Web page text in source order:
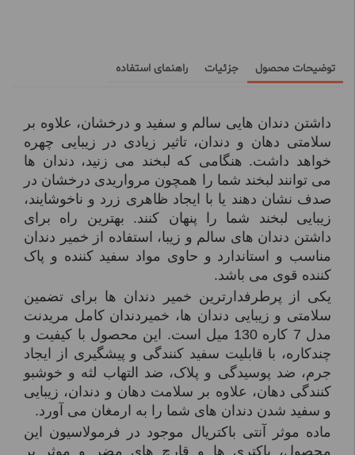
توضیحات محصول جزئیات راهنمای استفاده
داشتن دندان هایی سالم و سفید و درخشان، علاوه بر
سلامتی دهان و دندان، تاثیر زیادی در زیبایی چهره
خواهد داشت. هنگامی که لبخند می زنید، دندان ها
می توانند لبخند شما را همچون مرواریدی درخشان در
صدف نشان دهند یا با ایجاد ظاهری زرد و ناخوشایند،
زیبایی لبخند شما را پنهان کنند. بهترین راه برای
داشتن دندان های سالم و زیبا، استفاده از خمیر دندان
مناسب و استاندارد و حاوی مواد سفید کننده و پاک
کننده قوی می باشد.
یکی از پرطرفدارترین خمیر دندان ها برای تضمین
سلامتی و زیبایی دندان ها، خمیردندان کامل مریدنت
مدل 7 کاره 130 میل است. این محصول با کیفیت و
چندکاره، با قابلیت سفید کنندگی و پیشگیری از ایجاد
جرم، ضد پوسیدگی و پلاک، ضد التهاب لثه و خوشبو
کنندگی دهان، علاوه بر سلامت دهان و دندان، زیبایی
و سفید شدن دندان های شما را به ارمغان می آورد.
ماده موثر آنتی­ باکتریال موجود در فرمولاسیون این
محصول، باکتری ها و قارچ­ های مضر و موثر بر